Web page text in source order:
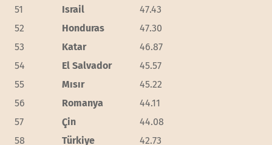
51
Israil
47.43
52
Honduras
47.30
53
Katar
46.87
54
El Salvador
45.57
55
Mısır
45.22
56
Romanya
44.11
57
Çin
44.08
58
Türkiye 42.73